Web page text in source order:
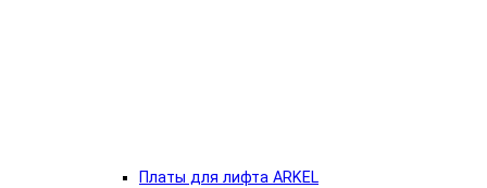
Платы для лифта ARKEL